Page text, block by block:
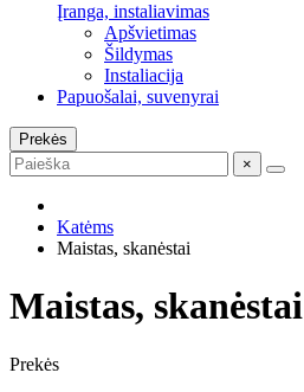
Įranga, instaliavimas
Apšvietimas
Šildymas
Instaliacija
Papuošalai, suvenyrai
Prekės
×
Katėms
Maistas, skanėstai
Maistas, skanėstai
Prekės